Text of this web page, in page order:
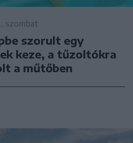
szombat
szorult egy
keze, a tűzoltókra
a műtőben